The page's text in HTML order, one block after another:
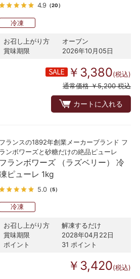
4.9 （20）
冷凍
お召し上がり方
オーブン
賞味期限
2026年10月05日
￥3,380(税込)
通常価格 ￥5,200 税込
カートに入れる
フランスの1892年創業メーカーブランド フ
ランボワーズと砂糖だけの絶品ピューレ
フランボワーズ （ラズベリー） 冷
ピューレ 1kg
5.0 （5）
冷凍
お召し上がり方
解凍するだけ
賞味期限
2028年04月22日
ポイント
31 ポイント
￥3,420(税込)